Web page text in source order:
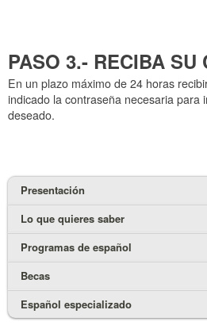
PASO 3.- RECIBA SU
En un plazo máximo de 24 horas
indicado la contraseña necesaria para
deseado.
Presentación
Lo que quieres saber
Programas de español
Becas
Español especializado